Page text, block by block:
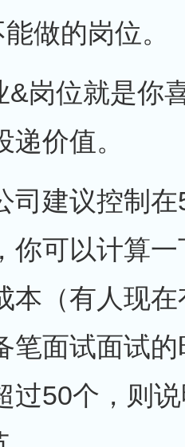
做的岗位。
&岗位就是你
价值。
司建议控制
你可以计算
本（有人现
笔面试面试
过50个，则